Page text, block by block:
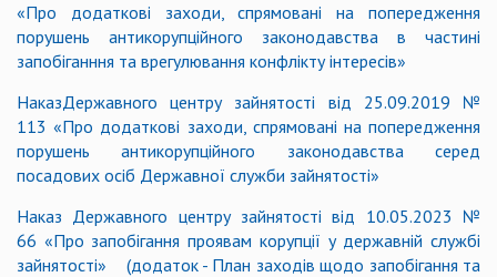
«Про додаткові заходи, спрямовані на попередження
порушень антикорупційного законодавства в частині
запобіганння та врегулювання конфлікту інтересів»
НаказДержавного центру зайнятості від 25.09.2019 №
113 «Про додаткові заходи, спрямовані на попередження
порушень антикорупційного законодавства серед
посадових осіб Державної служби зайнятості»
Наказ Державного центру зайнятості від 10.05.2023 №
66 «Про запобігання проявам корупції у державній службі
зайнятості» (додаток - План заходів щодо запобігання та